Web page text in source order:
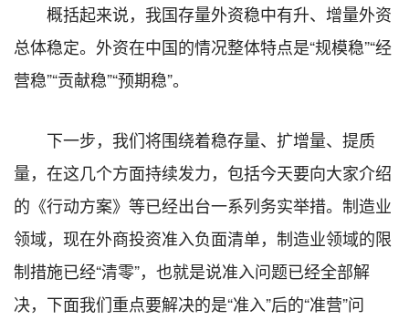
概括起来说，我国存量外资稳中有升、增量外资
总体稳定。外资在中国的情况整体特点是“规模稳”“经
营稳”“贡献稳”“预期稳”。
下一步，我们将围绕着稳存量、扩增量、提质
量，在这几个方面持续发力，包括今天要向大家介绍
的《行动方案》等已经出台一系列务实举措。制造业
领域，现在外商投资准入负面清单，制造业领域的限
制措施已经“清零”，也就是说准入问题已经全部解
决，下面我们重点要解决的是“准入”后的“准营”问